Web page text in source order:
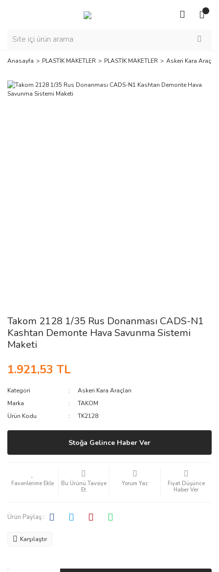
Anasayfa PLASTİK MAKETLER PLASTİK MAKETLER Askeri Kara
Takom 2128 1/35 Rus Donanması CADS-N1
Kashtan Demonte Hava Savunma Sistemi
Maketi
1.921,53 TL
Kategori
Askeri Kara Araçları
Marka
TAKOM
Ürün Kodu
TK2128
Stoğa Gelince Haber Ver
Bu Ürünü Tavsiye
Et
Yorum Yaz
Fiyat Düşünce
Haber Ver
Ürün Paylaş :
Karşılaştır